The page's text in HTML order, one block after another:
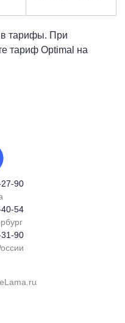
тарифы. При
тариф Optimal на
90
54
90